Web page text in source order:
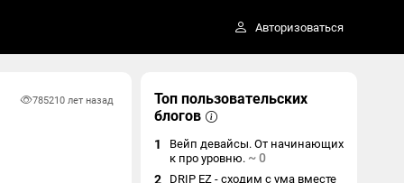
Авторизоваться
785210 лет назад
Топ пользовательских
блогов
1
Вейп девайсы. От начинающих
к про уровню. ~0
2
DRIP EZ - сходим с ума вместе